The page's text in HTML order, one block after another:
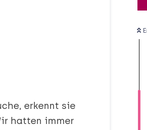
erkennt sie
hatten immer